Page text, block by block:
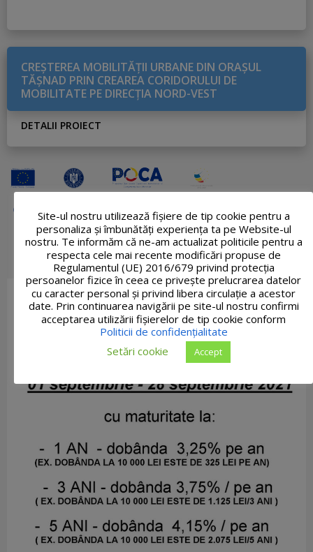
CREŞTEREA MOBILITĂŢII URBANE DIN ORAŞUL
TĂŞNAD PRIN CREAREA CORIDORULUI DE
MOBILITATE PE DIRECŢIA NORD-VEST
DETALII PROIECT
Site-ul nostru utilizează fişiere de tip cookie pentru a
personaliza și îmbunătăți experiența ta pe Website-ul
nostru. Te informăm că ne-am actualizat politicile pentru a
respecta cele mai recente modificări propuse de
Regulamentul (UE) 2016/679 privind protecția
persoanelor fizice în ceea ce privește prelucrarea datelor
cu caracter personal și privind libera circulație a acestor
date. Prin continuarea navigării pe site-ul nostru confirmi
acceptarea utilizării fişierelor de tip cookie conform
Politicii de confidențialitate
Setări cookie
Accept